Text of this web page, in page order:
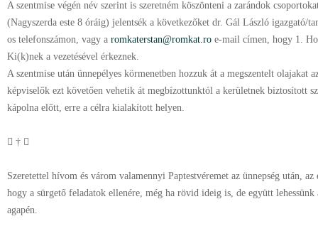
A szentmise végén név szerint is szeretném köszönteni a zarándok
(Nagyszerda este 8 óráig) jelentsék a következőket dr. Gál László igazgató/
os telefonszámon, vagy a romkaterstan@romkat.ro e-mail címen, hogy 1.
Ki(k)nek a vezetésével érkeznek.
A szentmise után ünnepélyes körmenetben hozzuk át a megszentelt olajakat
képviselők ezt követően vehetik át megbízottunktól a kerületnek biztosított
kápolna előtt, erre a célra kialakított helyen.
 † 
Szeretettel hívom és várom valamennyi Paptestvéremet az ünnepség után,
hogy a sürgető feladatok ellenére, még ha rövid ideig is, de együtt lehessünk
agapén.